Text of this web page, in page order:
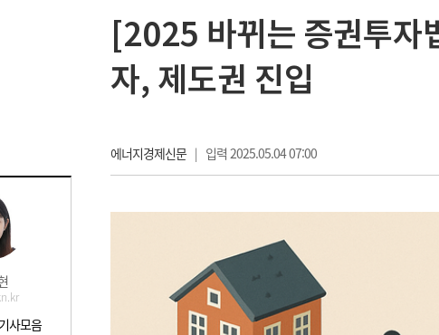
사모음
[2025 바뀌는 증권투자
자, 제도권 진입
에너지경제신문| 입력 2025.05.04 07:00